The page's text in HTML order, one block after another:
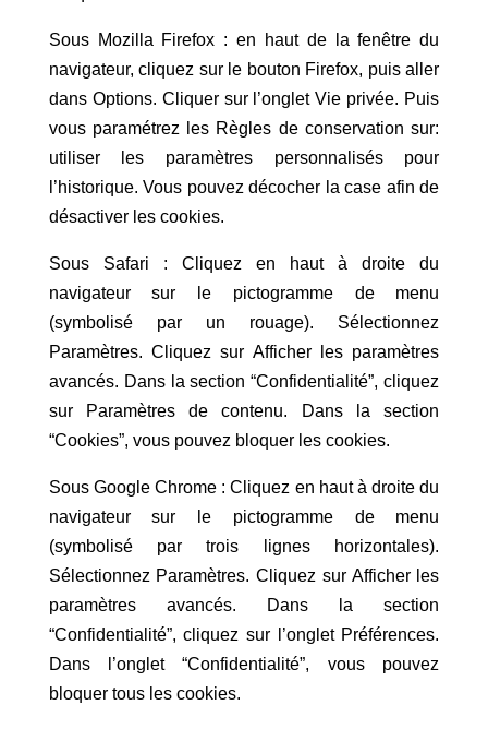
Sous Mozilla Firefox : en haut de la fenêtre du
navigateur, cliquez sur le bouton Firefox, puis aller
dans Options. Cliquer sur l’onglet Vie privée. Puis
vous paramétrez les Règles de conservation sur:
utiliser les paramètres personnalisés pour
l’historique. Vous pouvez décocher la case afin de
désactiver les cookies.
Sous Safari : Cliquez en haut à droite du
navigateur sur le pictogramme de menu
(symbolisé par un rouage). Sélectionnez
Paramètres. Cliquez sur Afficher les paramètres
avancés. Dans la section “Confidentialité”, cliquez
sur Paramètres de contenu. Dans la section
“Cookies”, vous pouvez bloquer les cookies.
Sous Google Chrome : Cliquez en haut à droite du
navigateur sur le pictogramme de menu
(symbolisé par trois lignes horizontales).
Sélectionnez Paramètres. Cliquez sur Afficher les
paramètres avancés. Dans la section
“Confidentialité”, cliquez sur l’onglet Préférences.
Dans l’onglet “Confidentialité”, vous pouvez
bloquer tous les cookies.